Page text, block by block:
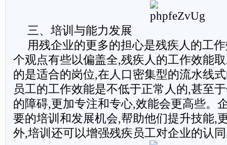
三、培训与能力发展
用残企业的更多的担心是残疾人的工
个观点有些以偏盖全,残疾人的工作效能
的是适合的岗位,在人口密集型的流水线
员工的工作效能是不低于正常人的,甚至
的障碍,更加专注和专心,效能会更高些。
要的培训和发展机会,帮助他们提升技能,
外,培训还可以增强残疾员工对企业的认